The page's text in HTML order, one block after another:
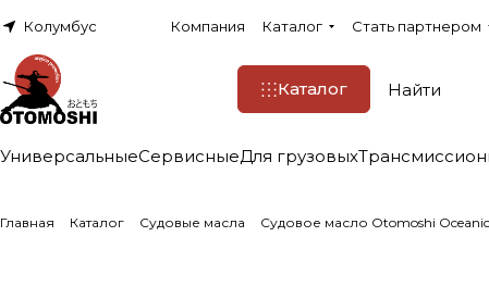
Колумбус Компания Каталог Стать партнером
Каталог
УниверсальныеСервисныеДля грузовых
Главная Каталог Судовые масла Судовое масло Otomoshi